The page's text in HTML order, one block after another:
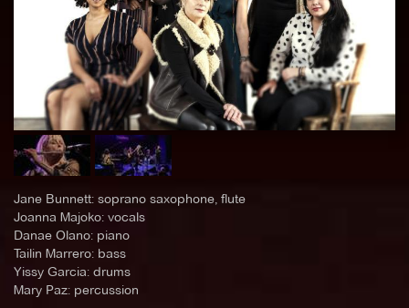
Jane Bunnett: soprano saxophone, flute
Joanna Majoko: vocals
Danae Olano: piano
Tailin Marrero: bass
Yissy Garcia: drums
Mary Paz: percussion